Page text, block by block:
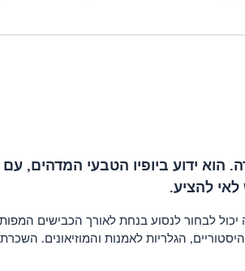
הוא ידוע ביופיו הטבעי המדהים,
להציע.
לבחור לנסוע בנחת לאורך הכבישים
הגלריות לאמנות והמוזיאונים.